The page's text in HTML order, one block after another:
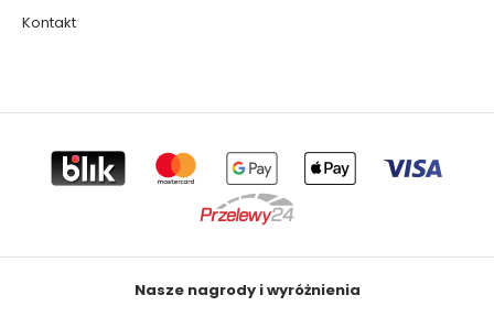
Kontakt
Nasze nagrody i wyróżnienia